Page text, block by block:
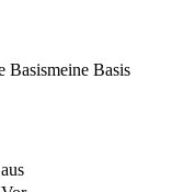
Basismeine Basis